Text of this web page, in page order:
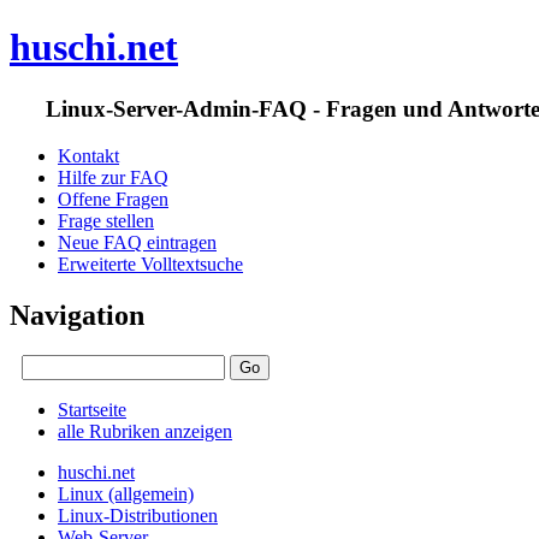
huschi.net
Linux-Server-Admin-FAQ - Fragen und
Kontakt
Hilfe zur FAQ
Offene Fragen
Frage stellen
Neue FAQ eintragen
Erweiterte Volltextsuche
Navigation
Startseite
alle Rubriken anzeigen
huschi.net
Linux (allgemein)
Linux-Distributionen